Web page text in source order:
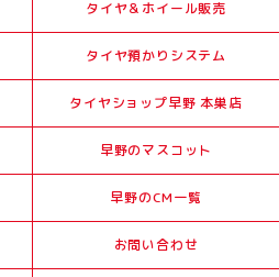
タイヤ＆ホイール販売
タイヤ預かりシステム
タイヤショップ早野 本巣店
早野のマスコット
早野のCM一覧
お問い合わせ